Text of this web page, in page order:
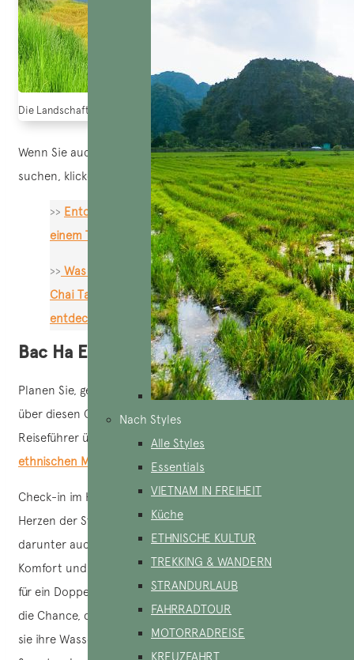
Nach Styles
Alle Styles
Essentials
VIETNAM IN FREIHEIT
Küche
ETHNISCHE KULTUR
TREKKING & WANDERN
STRANDURLAUB
FAHRRADTOUR
MOTORRADREISE
KREUZFAHRT
Die Landschaft in Bac Ha, zu schön (Quelle: Khám phá Bac Ha)
Wenn Sie auch nach Vorschlägen für einen Besuch in Sapa
suchen, klicken Sie hier.
>> Entdecken Sie Sapa, Ma Tra und Ta Phin an
einem Tag!
>> Was kann man in Sapa unternehmen? Lao
Chai Ta Van, eine Alternative, die es zu
entdecken gilt
Bac Ha Entdeckung an Tag 1
Planen Sie, gegen Mittag in Bac Ha anzukommen. Mehr
über diesen Ort erfahren Sie in unserem ausführlichen
Reiseführer über Bac Ha und seinen bemerkenswertesten
ethnischen Markt in Südostasien
Check-in im Hotel, eine preiswerte Wahl in guter Lage im
Herzen der Stadt. Es gibt viele gute Unterkünfte in Bắc Hà,
darunter auch das Bac Ha Boutique, das für seinen
Komfort und seine Sauberkeit bekannt ist. Wenn Sie sich
für ein Doppelzimmer mit Seeblick entscheiden, haben Sie
die Chance, die Einheimischen dabei zu beobachten, wie
sie ihre Wasserbüffel zum Markt führen, sei es am